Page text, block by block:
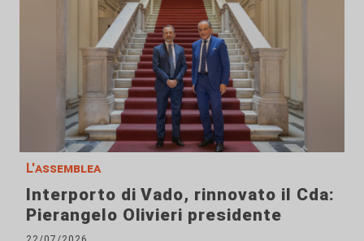
L'assemblea
Interporto di Vado, rinnovato il Cda:
Pierangelo Olivieri presidente